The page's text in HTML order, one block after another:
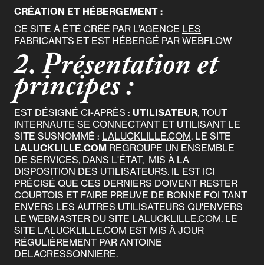
CRÉATION ET HÉBERGEMENT :
CE SITE À ÉTÉ CRÉÉ PAR L’AGENCE LES
FABRICANTS ET EST HÉBERGÉ PAR WEBFLOW
2. Présentation et
principes :
EST DÉSIGNÉ CI-APRÈS : UTILISATEUR, TOUT
INTERNAUTE SE CONNECTANT ET UTILISANT LE
SITE SUSNOMMÉ : LALUCKLILLE.COM. LE SITE
LALUCKLILLE.COM REGROUPE UN ENSEMBLE
DE SERVICES, DANS L'ÉTAT, MIS À LA
DISPOSITION DES UTILISATEURS. IL EST ICI
PRÉCISÉ QUE CES DERNIERS DOIVENT RESTER
COURTOIS ET FAIRE PREUVE DE BONNE FOI TANT
ENVERS LES AUTRES UTILISATEURS QU'ENVERS
LE WEBMASTER DU SITE LALUCKLILLE.COM. LE
SITE LALUCKLILLE.COM EST MIS À JOUR
RÉGULIÈREMENT PAR ANTOINE
DELACRESSONNIERE.